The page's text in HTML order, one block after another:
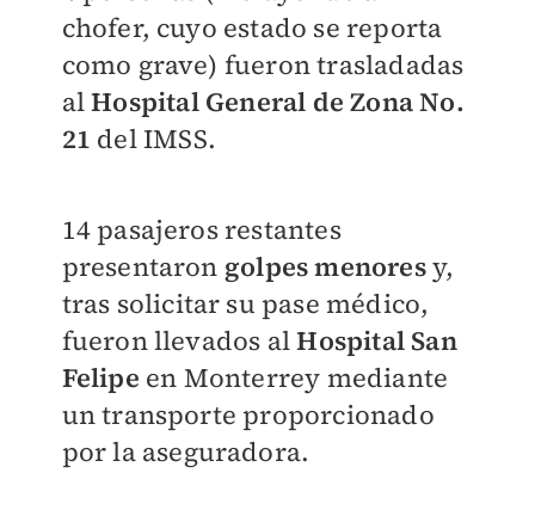
chofer, cuyo estado se reporta
como grave) fueron trasladadas
alHospital General de Zona No.
21 del IMSS.
14 pasajeros restantes
presentaron golpes menoresy,
tras solicitar su pase médico,
fueron llevados alHospital San
Felipe en Monterrey mediante
un transporte proporcionado
por la aseguradora.